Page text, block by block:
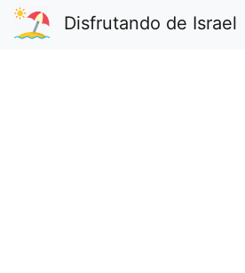
Disfrutando de Israel